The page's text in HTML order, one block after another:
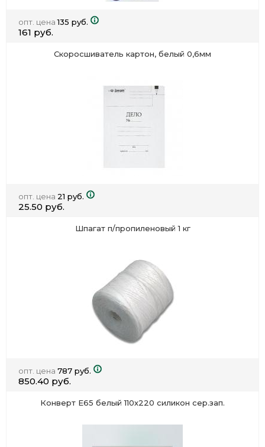
опт. цена135 руб.
161 руб.
Скоросшиватель картон, белый 0,6мм
опт. цена 21 руб.
25.50 руб.
Шпагат п/пропиленовый 1 кг
опт. цена 787 руб.
850.40 руб.
Конверт Е65 белый 110х220 силикон сер.зап.